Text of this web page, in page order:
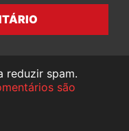
reduzir spam.
são